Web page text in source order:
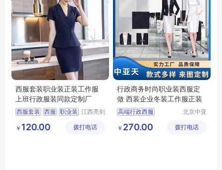
西服套装职业装正装工作服
上班行政服装同款定制厂
西服套装 西服 职业装 江西亮剑
公司
￥ 120.00 拨打电话
行政商务时尚职业装西服定
做 西装企业冬装工作服正装
高端行政西服
商务女士职业套装
北京中亚
限公司
￥ 270.00 拨打电话